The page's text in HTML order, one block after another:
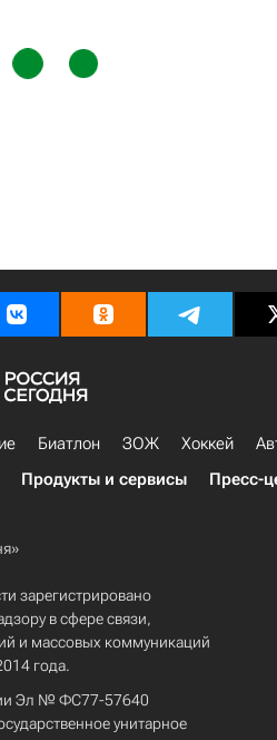
Биатлон ЗОЖ Хоккей
Продукты и сервисы Пресс-
зарегистрировано
в сфере связи,
и массовых коммуникаций
года.
Эл № ФС77-57640
унитарное